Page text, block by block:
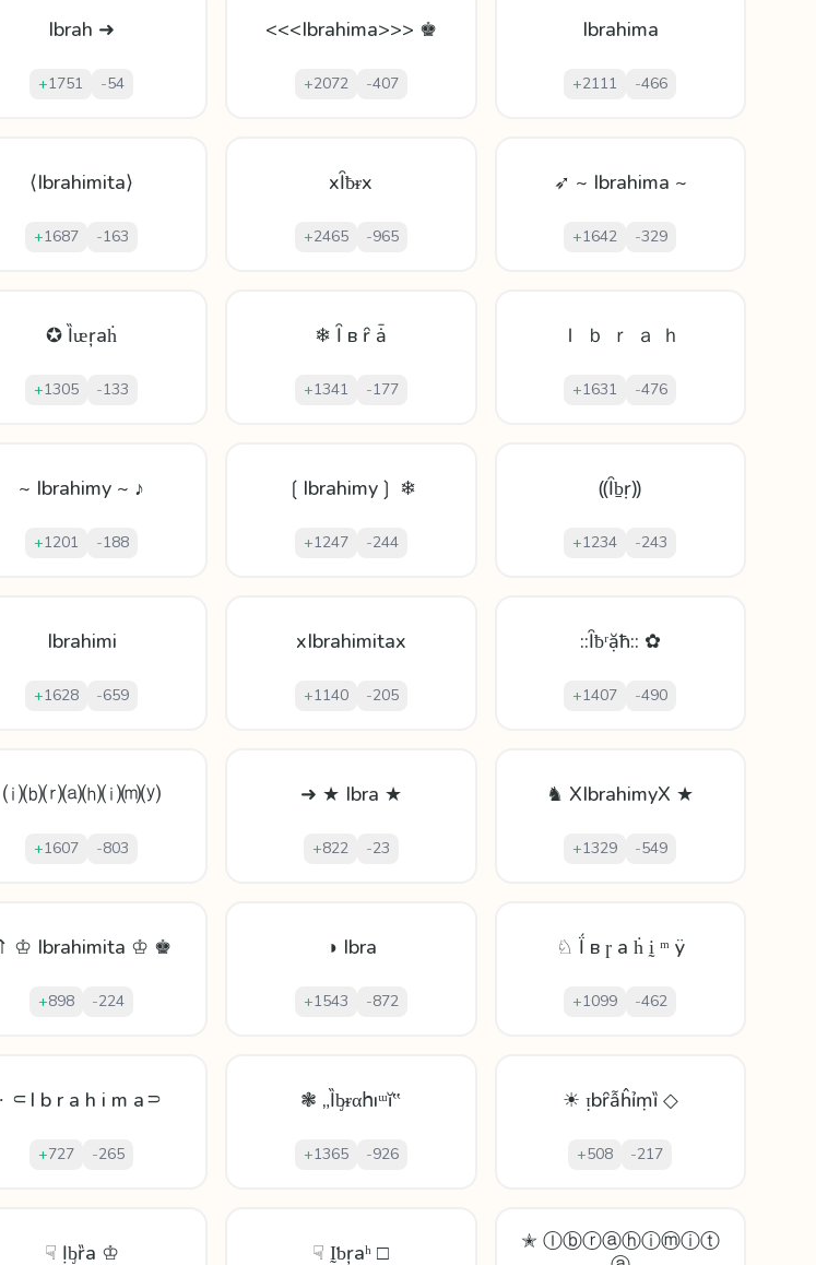
Ibrah ➜
+1751 -54
<<<Ibrahima>>> ♚
+2072 -407
Ibrahima
+2111 -466
⟨Ibrahimita⟩
+1687 -163
xȊƀᵲx
+2465 -965
➶ ~ Ibrahima ~
+1642 -329
✪ Ȉᵫŗaḣ
+1305 -133
❄ Ȋ в ȓ ǡ
+1341 -177
Ｉ ｂ ｒ ａ ｈ
+1631 -476
~ Ibrahimy ~ ♪
+1201 -188
❲Ibrahimy❳ ❄
+1247 -244
⸨Ȋḇṛ⸩
+1234 -243
Ibrahimi
+1628 -659
xIbrahimitax
+1140 -205
::Ȋƀʳặħ:: ✿
+1407 -490
⒤⒝⒭⒜⒣⒤⒨⒴
+1607 -803
➜ ★ Ibra ★
+822 -23
♞ XIbrahimyX ★
+1329 -549
♔ Ibrahimita ♔ ♚
+898 -224
◑ Ibra
+1543 -872
♘ Ḯ в ɼ a ḣ ḭ ᵐ ÿ
+1099 -462
∙ ⸦I b r a h i m a⸧
+727 -265
❃ „Ȉᶀᵲαհıᵚĭ‟
+1365 -926
☀ ᴉbȓẫĥỉṃȉ ◇
+508 -217
☟ Ịᶀȑа ♔ ☟ Ḭƅŗaʰ □
✭ Ⓘⓑⓡⓐⓗⓘⓜⓘⓣ